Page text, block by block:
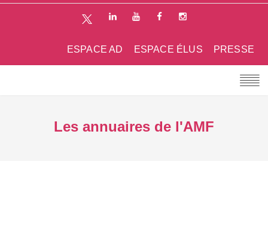
PRESSE
ESPACE ÉLUS
ESPACE AD
Les annuaires de l'AMF